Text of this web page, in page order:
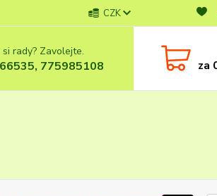
CZK
rady? Zavolejte.
775985108 za